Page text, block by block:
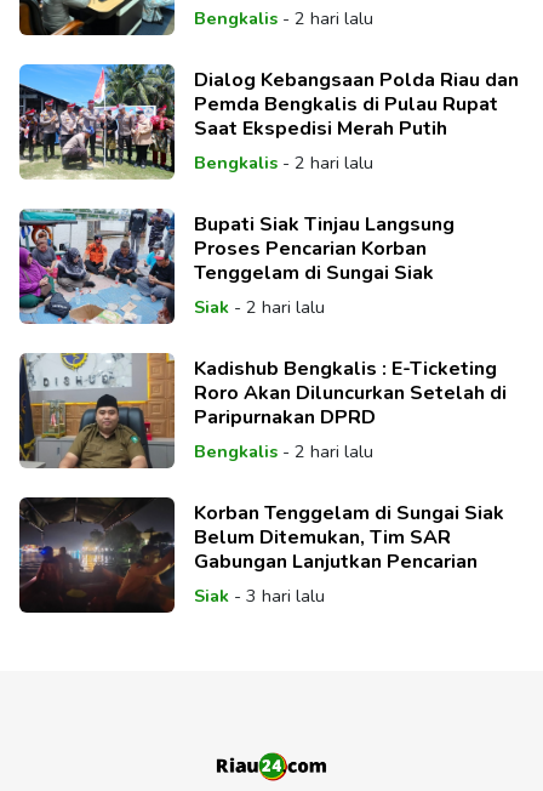
Bengkalis- 2 hari lalu
Dialog Kebangsaan Polda Riau dan
Pemda Bengkalis di Pulau Rupat
Saat Ekspedisi Merah Putih
Bengkalis- 2 hari lalu
Bupati Siak Tinjau Langsung
Proses Pencarian Korban
Tenggelam di Sungai Siak
Siak- 2 hari lalu
Kadishub Bengkalis : E-Ticketing
Roro Akan Diluncurkan Setelah di
Paripurnakan DPRD
Bengkalis- 2 hari lalu
Korban Tenggelam di Sungai Siak
Belum Ditemukan, Tim SAR
Gabungan Lanjutkan Pencarian
Siak- 3 hari lalu